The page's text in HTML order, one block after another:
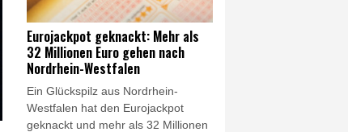
la Espriella will unter anderem den
Kampf gegen Guerillagruppen und
den Drogenhandel im Land deutlich
verschärfen und die Beziehungen
zu den USA wieder ausbauen.
Eurojackpot geknackt: Mehr als
32 Millionen Euro gehen nach
Nordrhein-Westfalen
Ein Glückspilz aus Nordrhein-
Westfalen hat den Eurojackpot
geknackt und mehr als 32 Millionen